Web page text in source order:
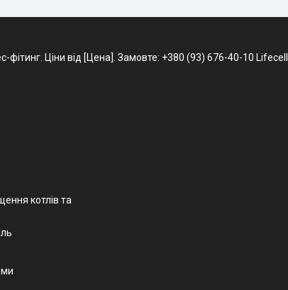
Ціни від [Цена]. Замовте: +380 (93) 676-40-10
котлів та